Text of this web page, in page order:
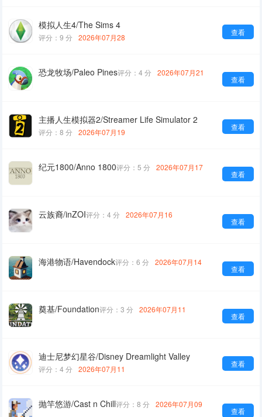
模拟人生4/The Sims 4
查看
评分：9 分 2026年07月28
恐龙牧场/Paleo Pines
查看
评分：4 分 2026年07月21
主播人生模拟器2/Streamer Life Simulator 2
查看
评分：8 分 2026年07月19
纪元1800/Anno 1800
查看
评分：5 分 2026年07月17
云族裔/inZOI
查看
评分：4 分 2026年07月16
海港物语/Havendock
查看
评分：6 分 2026年07月14
奠基/Foundation
查看
评分：3 分 2026年07月11
迪士尼梦幻星谷/Disney Dreamlight Valley
查看
评分：4 分 2026年07月11
抛竿悠游/Cast n Chill
查看
评分：8 分 2026年07月09